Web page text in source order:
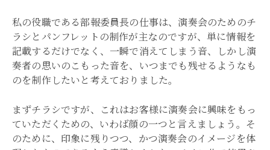
私の役職である部報委員長の仕事は、演奏会のためのチ
ラシとパンフレットの制作が主なのですが、単に情報を
記載するだけでなく、一瞬で消えてしまう音、しかし演
奏者の思いのこもった音を、いつまでも残せるようなも
のを制作したいと考えておりました。
まずチラシですが、これはお客様に演奏会に興味をもっ
ていただくための、いわば顔の一つと言えましょう。そ
のために、印象に残りつつ、かつ演奏会のイメージを体